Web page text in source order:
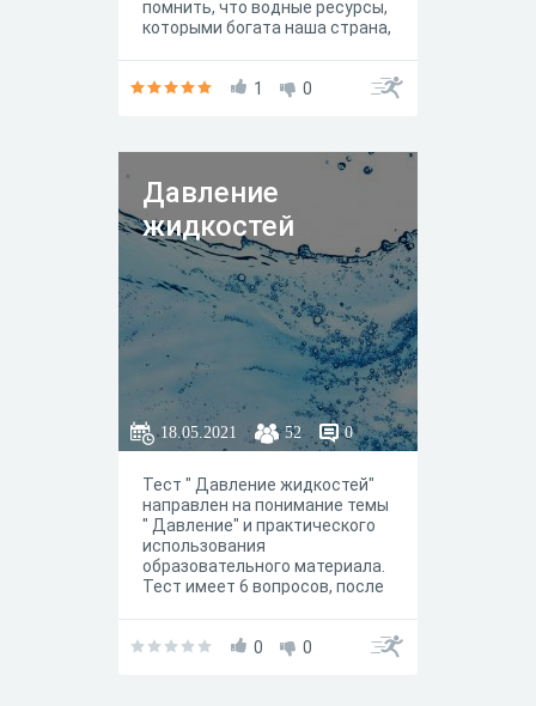
помнить, что водные ресурсы,
которыми богата наша страна,
её количества и качества.
1 0
Давление
жидкостей
18.05.2021 52 0
Тест " Давление жидкостей"
направлен на понимание темы
" Давление" и практического
использования
образовательного материала.
Тест имеет 6 вопросов, после
сможете использовать их для
0 0